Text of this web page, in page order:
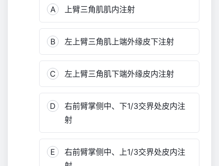
A 上臂三角肌肌内注射
B 左上臂三角肌上端外缘皮下注射
C 左上臂三角肌下端外缘皮内注射
D
右前臂掌侧中、下1/3交界处皮内注
射
E
右前臂掌侧中、上1/3交界处皮内注